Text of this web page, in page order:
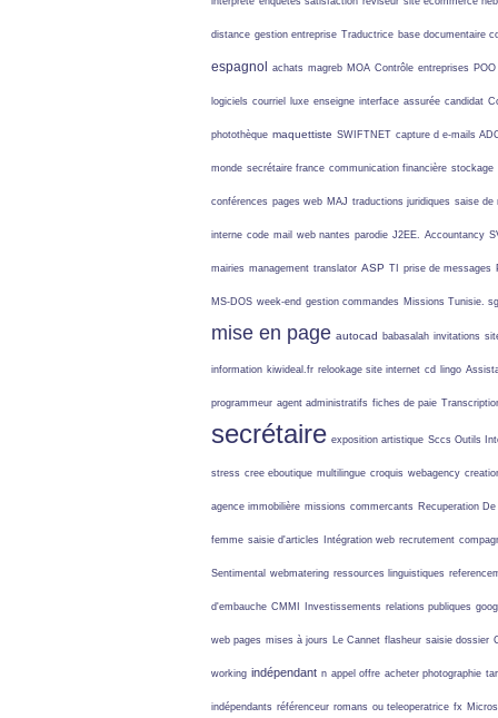
distance gestion entreprise Traductrice base documentaire
espagnol achats magreb MOA Contrôle entreprises POO
logiciels courriel luxe enseigne interface assurée candidat
photothèque maquettiste SWIFTNET capture d e-mails
monde secrétaire france communication financière stockage
conférences pages web MAJ traductions juridiques saise de
interne code mail web nantes parodie J2EE. Accountancy
mairies management translator ASP TI prise de messages
MS-DOS week-end gestion commandes Missions Tunisie.
mise en page autocad babasalah invitations
information kiwideal.fr relookage site internet cd lingo
programmeur agent administratifs fiches de paie
secrétaire exposition artistique Sccs Outils
stress cree eboutique multilingue croquis webagency
agence immobilière missions commercants Recuperation
femme saisie d'articles Intégration web recrutement
Sentimental webmatering ressources linguistiques
d'embauche CMMI Investissements relations publiques
web pages mises à jours Le Cannet flasheur saisie dossier
working indépendant n appel offre acheter photographie
indépendants référenceur romans ou teleoperatrice fx